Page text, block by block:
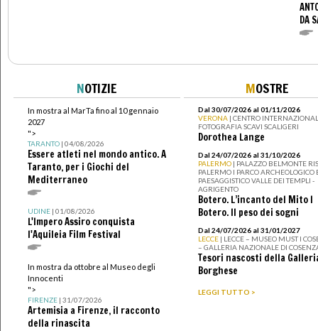
DA
NOTIZIE
In mostra al MarTa fino al 10 gennaio
2027
">
TARANTO| 04/08/2026
Essere atleti nel mondo antico. A
Taranto, per i Giochi del
Mediterraneo
UDINE| 01/08/2026
L'Impero Assiro conquista
l'Aquileia Film Festival
In mostra da ottobre al Museo degli
Innocenti
">
FIRENZE| 31/07/2026
Artemisia a Firenze, il racconto
della rinascita
MOSTRE
Dal 30/07/2026 al 01/11/2026
VERONA | CENTRO
FOTOGRAFIA SCAVI SCALIGERI
Dorothea Lange
Dal 24/07/2026 al 31/10/2026
PALERMO | PALAZZO BELMONTE
PALERMO I PARCO ARCHEOLOGICO
PAESAGGISTICO VALLE DEI TEMPLI -
AGRIGENTO
Botero. L’incanto del Mito I
Botero. Il peso dei sogni
Dal 24/07/2026 al 31/01/2027
LECCE | LECCE – MUSEO MUST I
– GALLERIA NAZIONALE DI
Tesori nascosti della
Borghese
LEGGI TUTTO >